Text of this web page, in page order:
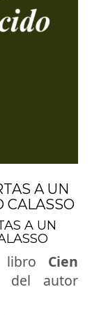
A UN
CALASSO
A UN
libro Cien
del autor